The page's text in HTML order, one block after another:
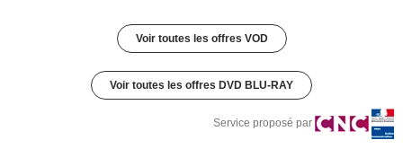
Voir toutes les offres VOD
Voir toutes les offres DVD BLU-RAY
Service proposé par